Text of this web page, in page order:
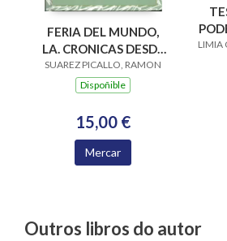
FERIA DEL MUNDO,
LA. CRONICAS DESDE
CHILE 1942-1956
SUAREZ PICALLO, RAMON
Dispoñible
15,00 €
Mercar
LIMIA
Outros libros do autor